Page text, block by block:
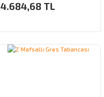
4.684,68 TL